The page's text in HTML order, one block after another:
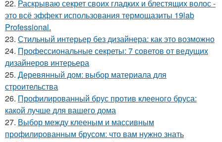
22. Раскрываю секрет своих гладких и блестящих волос -
это всё эффект использования термощазиты 19lab
Professional.
23. Стильный интерьер без дизайнера: как это возможно
24. Профессиональные секреты: 7 советов от ведущих
дизайнеров интерьера
25. Деревянный дом: выбор материала для
строительства
26. Профилированный брус против клееного бруса:
какой лучше для вашего дома
27. Выбор между клееным и массивным
профилированным брусом: что вам нужно знать